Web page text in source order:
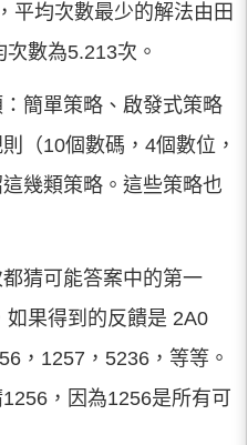
平均次數最少的解法由田
數為5.213次。
簡單策略、啟發式策略
（10個數碼，4個數位，
幾類策略。這些策略也
猜可能答案中的第一
果得到的反饋是 2A0
，1257，5236，等等。
，因為1256是所有可